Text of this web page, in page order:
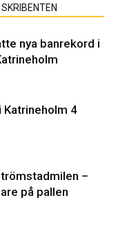
nya banrekord i
4
–
på pallen